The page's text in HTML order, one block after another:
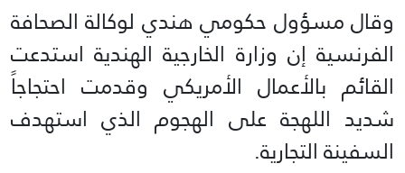
وقال مسؤول حكومي هندي لوكالة الصحافة
الفرنسية إن وزارة الخارجية الهندية استدعت
القائم بالأعمال الأمريكي وقدمت احتجاجاً
شديد اللهجة على الهجوم الذي استهدف
السفينة التجارية.